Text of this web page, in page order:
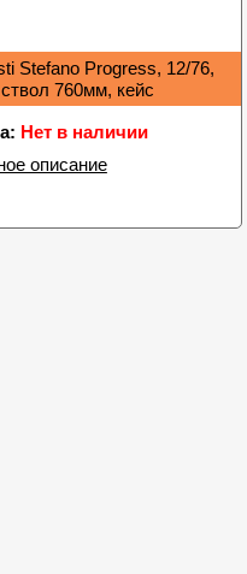
Stefano Progress, 12/76,
760мм, кейс
Нет в наличии
описание